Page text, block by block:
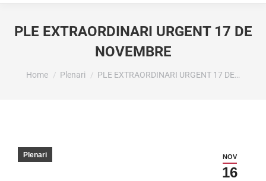
PLE EXTRAORDINARI URGENT 17 DE
NOVEMBRE
You are here:
Home Plenari PLE EXTRAORDINARI URGENT 17 DE…
NOV
16
Plenari